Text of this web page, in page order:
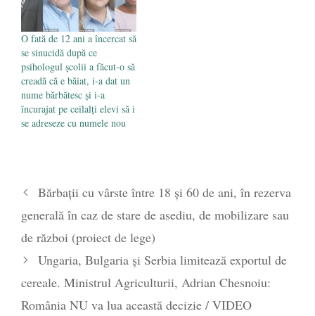
O fată de 12 ani a încercat să
se sinucidă după ce
psihologul școlii a făcut-o să
creadă că e băiat, i-a dat un
nume bărbătesc și i-a
încurajat pe ceilalți elevi să i
se adreseze cu numele nou
Bărbații cu vârste între 18 și 60 de ani, în rezerva
generală în caz de stare de asediu, de mobilizare sau
de război (proiect de lege)
Ungaria, Bulgaria şi Serbia limitează exportul de
cereale. Ministrul Agriculturii, Adrian Chesnoiu:
România NU va lua această decizie / VIDEO